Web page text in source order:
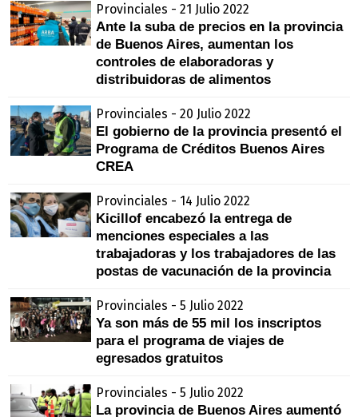
Provinciales - 21 Julio 2022
Ante la suba de precios en la provincia
de Buenos Aires, aumentan los
controles de elaboradoras y
distribuidoras de alimentos
Provinciales - 20 Julio 2022
El gobierno de la provincia presentó el
Programa de Créditos Buenos Aires
CREA
Provinciales - 14 Julio 2022
Kicillof encabezó la entrega de
menciones especiales a las
trabajadoras y los trabajadores de las
postas de vacunación de la provincia
Provinciales - 5 Julio 2022
Ya son más de 55 mil los inscriptos
para el programa de viajes de
egresados gratuitos
Provinciales - 5 Julio 2022
La provincia de Buenos Aires aumentó